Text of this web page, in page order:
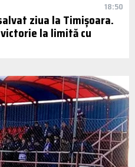
18:50
ziua la Timișoara.
la limită cu